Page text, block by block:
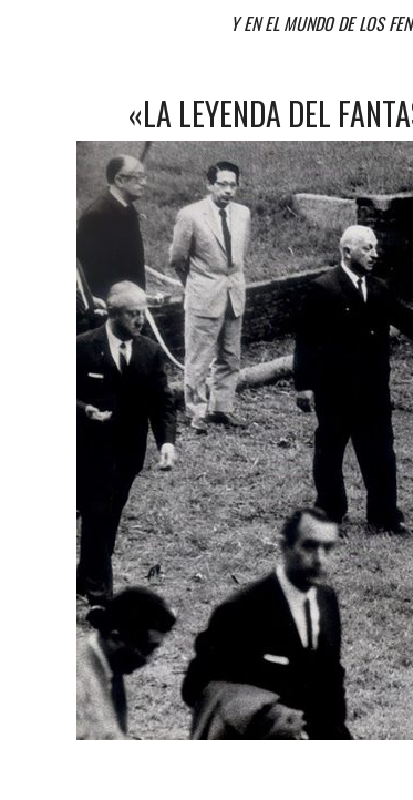
Y EN EL MUNDO DE LOS
«LA LEYENDA DEL